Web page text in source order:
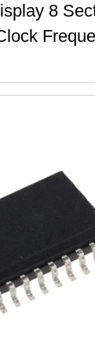
8